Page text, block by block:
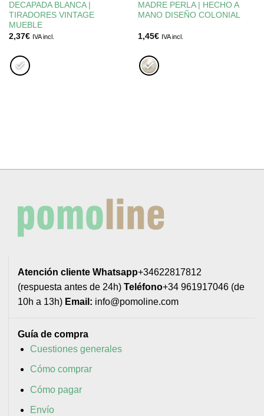
DECAPADA BLANCA |
TIRADORES VINTAGE
MUEBLE
2,37€ IVA incl.
MADRE PERLA | HECHO A
MANO DISEÑO COLONIAL
1,45€ IVA incl.
Atención cliente Whatsapp+34622817812
(respuesta antes de 24h) Teléfono+34 961917046 (de
10h a 13h) Email: info@pomoline.com
Guía de compra
Cuestiones generales
Cómo comprar
Cómo pagar
Envío